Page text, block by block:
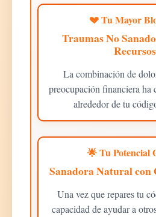
💔 Tu Mayor
Traumas No
Recursos
La combinación de
preocupación financiera ha
alrededor de tu
🌟 Tu Potencial
Sanadora Natural con
Una vez que repares tu
capacidad de ayudar a